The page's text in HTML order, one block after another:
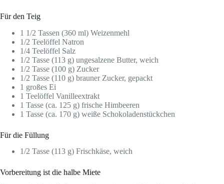
Für den Teig
1 1/2 Tassen (360 ml) Weizenmehl
1/2 Teelöffel Natron
1/4 Teelöffel Salz
1/2 Tasse (113 g) ungesalzene Butter, weich
1/2 Tasse (100 g) Zucker
1/2 Tasse (110 g) brauner Zucker, gepackt
1 großes Ei
1 Teelöffel Vanilleextrakt
1 Tasse (ca. 125 g) frische Himbeeren
1 Tasse (ca. 170 g) weiße Schokoladenstückchen
Für die Füllung
1/2 Tasse (113 g) Frischkäse, weich
Vorbereitung ist die halbe Miete